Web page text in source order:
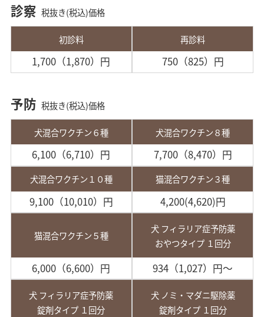
診察 税抜き(税込)価格
初診料
1,700（1,870）円
再診料
750（825）円
予防 税抜き(税込)価格
犬混合ワクチン６種
6,100（6,710）円
犬混合ワクチン８種
7,700（8,470）円
犬混合ワクチン１０種
9,100（10,010）円
猫混合ワクチン３種
4,200(4,620)円
猫混合ワクチン５種
6,000（6,600）円
犬 フィラリア症予防薬
おやつタイプ １回分
934（1,027）円～
犬 フィラリア症予防薬
錠剤タイプ １回分
犬 ノミ・マダニ駆除薬
錠剤タイプ １回分